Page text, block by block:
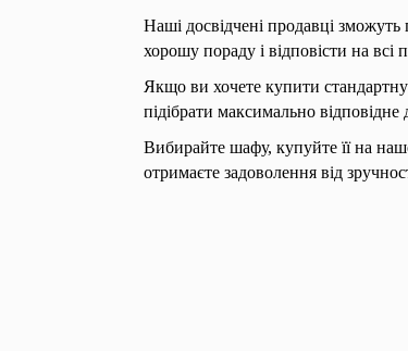
Наші досвідчені продавці
хорошу пораду і відповісти на всі
Якщо ви хочете купити
підібрати максимально відповідне
Вибирайте шафу, купуйте її на
отримаєте задоволення від